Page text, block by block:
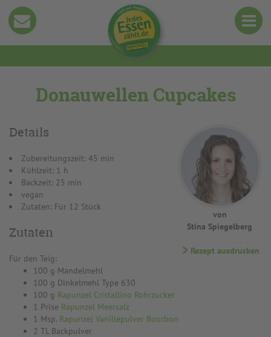
Donauwellen Cupcakes
von
Stina Spiegelberg
Rezept ausdrucken
Details
Zubereitungszeit: 45 min
Kühlzeit: 1 h
Backzeit: 25 min
vegan
Zutaten: Für 12 Stück
Zutaten
Für den Teig:
100 g Mandelmehl
100 g Dinkelmehl Type 630
100 g Rapunzel Cristallino Rohrzucker
1 Prise Rapunzel Meersalz
1 Msp. Rapunzel Vanillepulver Bourbon
2 TL Backpulver